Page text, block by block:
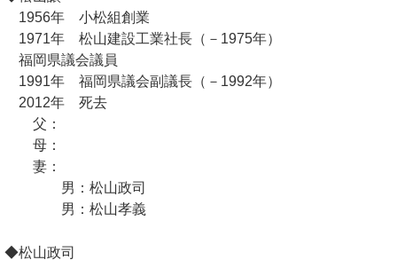
1956年 小松組創業
1971年 松山建設工業社長（－1975年）
福岡県議会議員
1991年 福岡県議会副議長（－1992年）
2012年 死去
父：
母：
妻：
男：松山政司
男：松山孝義
◆松山政司